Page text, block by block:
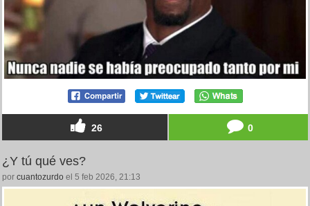
26 0
¿Y tú qué ves?
por cuantozurdo el 5 feb 2026, 21:13